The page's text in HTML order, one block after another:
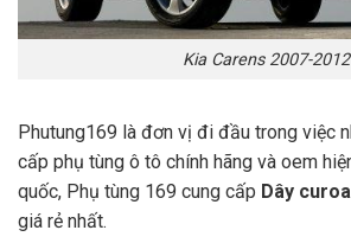
Kia Carens 2007-2012
Phutung169 là đơn vị đi đầu trong việc
cấp phụ tùng ô tô chính hãng và oem
quốc, Phụ tùng 169 cung cấp Dây
giá rẻ nhất.